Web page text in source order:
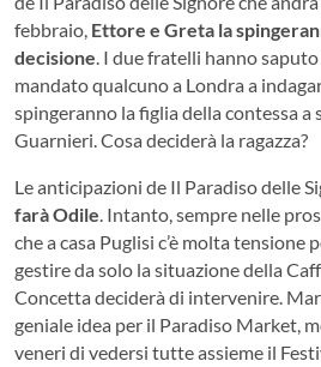
febbraio, Ettore e Greta la
decisione. I due fratelli hanno
mandato qualcuno a Londra a
spingeranno la figlia della contessa a
Guarnieri. Cosa deciderà la ragazza?
Le anticipazioni de Il Paradiso delle
farà Odile. Intanto, sempre nelle
che a casa Puglisi c’è molta tensione
gestire da solo la situazione della
Concetta deciderà di intervenire.
geniale idea per il Paradiso Market,
veneri di vedersi tutte assieme il